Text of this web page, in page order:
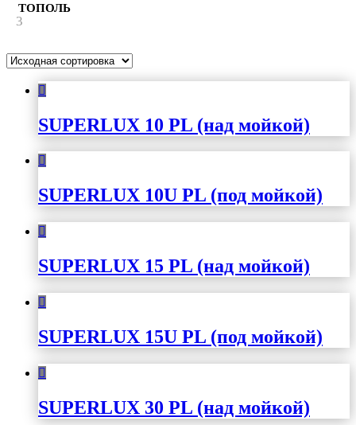
ТОПОЛЬ
3
SUPERLUX 10 PL (над мойкой)
SUPERLUX 10U PL (под мойкой)
SUPERLUX 15 PL (над мойкой)
SUPERLUX 15U PL (под мойкой)
SUPERLUX 30 PL (над мойкой)